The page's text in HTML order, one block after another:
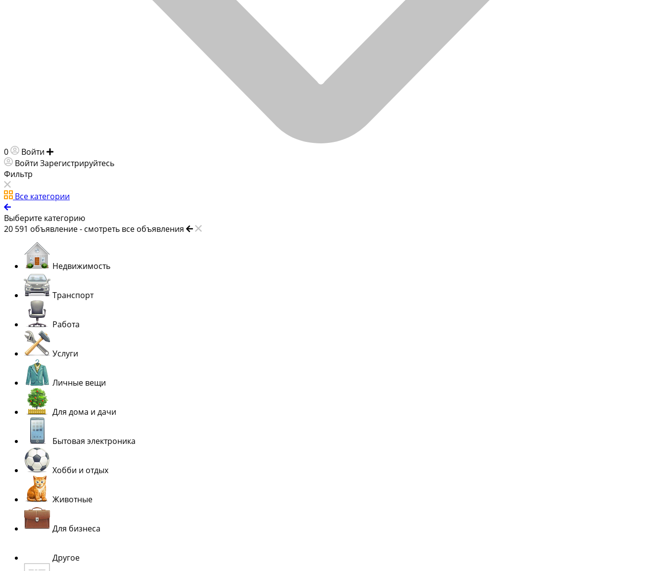
0 Войти
Войти Зарегистрируйтесь
Фильтр
Все категории
Выберите категорию
20 591 объявление - смотреть все объявления
Недвижимость
Транспорт
Работа
Услуги
Личные вещи
Для дома и дачи
Бытовая электроника
Хобби и отдых
Животные
Для бизнеса
Другое